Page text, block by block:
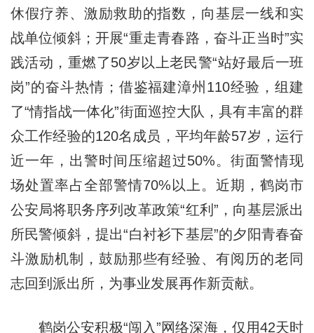
休假疗养、激励救助的指数，向基层一线和实
战单位倾斜；开展“重走青春路，奋斗正当时”实
践活动，重燃了50岁以上老民警“站好最后一班
岗”的奋斗热情；借鉴福建漳州110经验，组建
了“情指战一体化”街面巡控大队，具有丰富的群
众工作经验的120名成员，平均年龄57岁，运行
近一年，出警时间压缩超过50%。街面警情现
场处置率占全部警情70%以上。近期，鹤岗市
公安局将职务序列改革政策“红利”，向基层派出
所民警倾斜，提出“白衬衫下基层”的夕阳青春奋
斗激励机制，鼓励那些有经验、有阅历的老同
志回到派出所，为事业发展再作新贡献。
鹤岗公安积极“闯入”网络深海，仅用42天时